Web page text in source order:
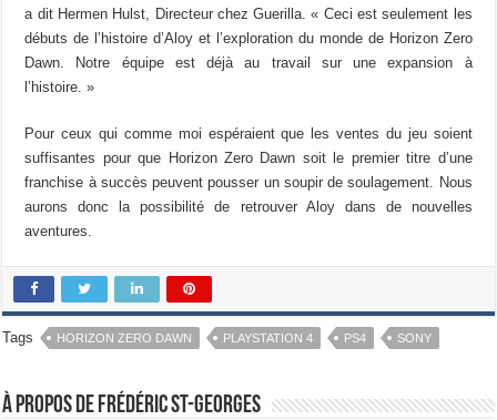
a dit Hermen Hulst, Directeur chez Guerilla. « Ceci est seulement les
débuts de l’histoire d’Aloy et l’exploration du monde de Horizon Zero
Dawn. Notre équipe est déjà au travail sur une expansion à
l’histoire. »
Pour ceux qui comme moi espéraient que les ventes du jeu soient
suffisantes pour que Horizon Zero Dawn soit le premier titre d’une
franchise à succès peuvent pousser un soupir de soulagement. Nous
aurons donc la possibilité de retrouver Aloy dans de nouvelles
aventures.
Tags HORIZON ZERO DAWN PLAYSTATION 4 PS4 SONY
À propos de Frédéric St-Georges